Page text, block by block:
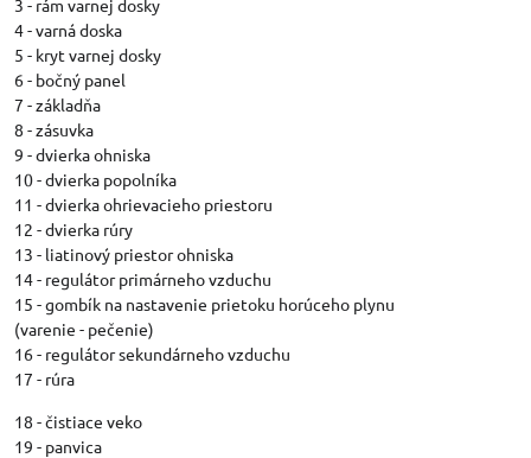
4 - varná doska
5 - kryt varnej dosky
6 - bočný panel
7 - základňa
8 - zásuvka
9 - dvierka ohniska
10 - dvierka popolníka
11 - dvierka ohrievacieho priestoru
12 - dvierka rúry
13 - liatinový priestor ohniska
14 - regulátor primárneho vzduchu
15 - gombík na nastavenie prietoku horúceho plynu
(varenie - pečenie)
16 - regulátor sekundárneho vzduchu
17 - rúra
18 - čistiace veko
19 - panvica